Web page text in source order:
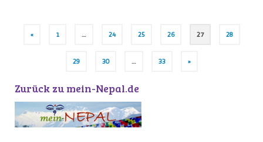
Seitennummerierung
Beiträge
« 1 … 24 25 26 27 28
29 30 … 33 »
Zurück zu mein-Nepal.de